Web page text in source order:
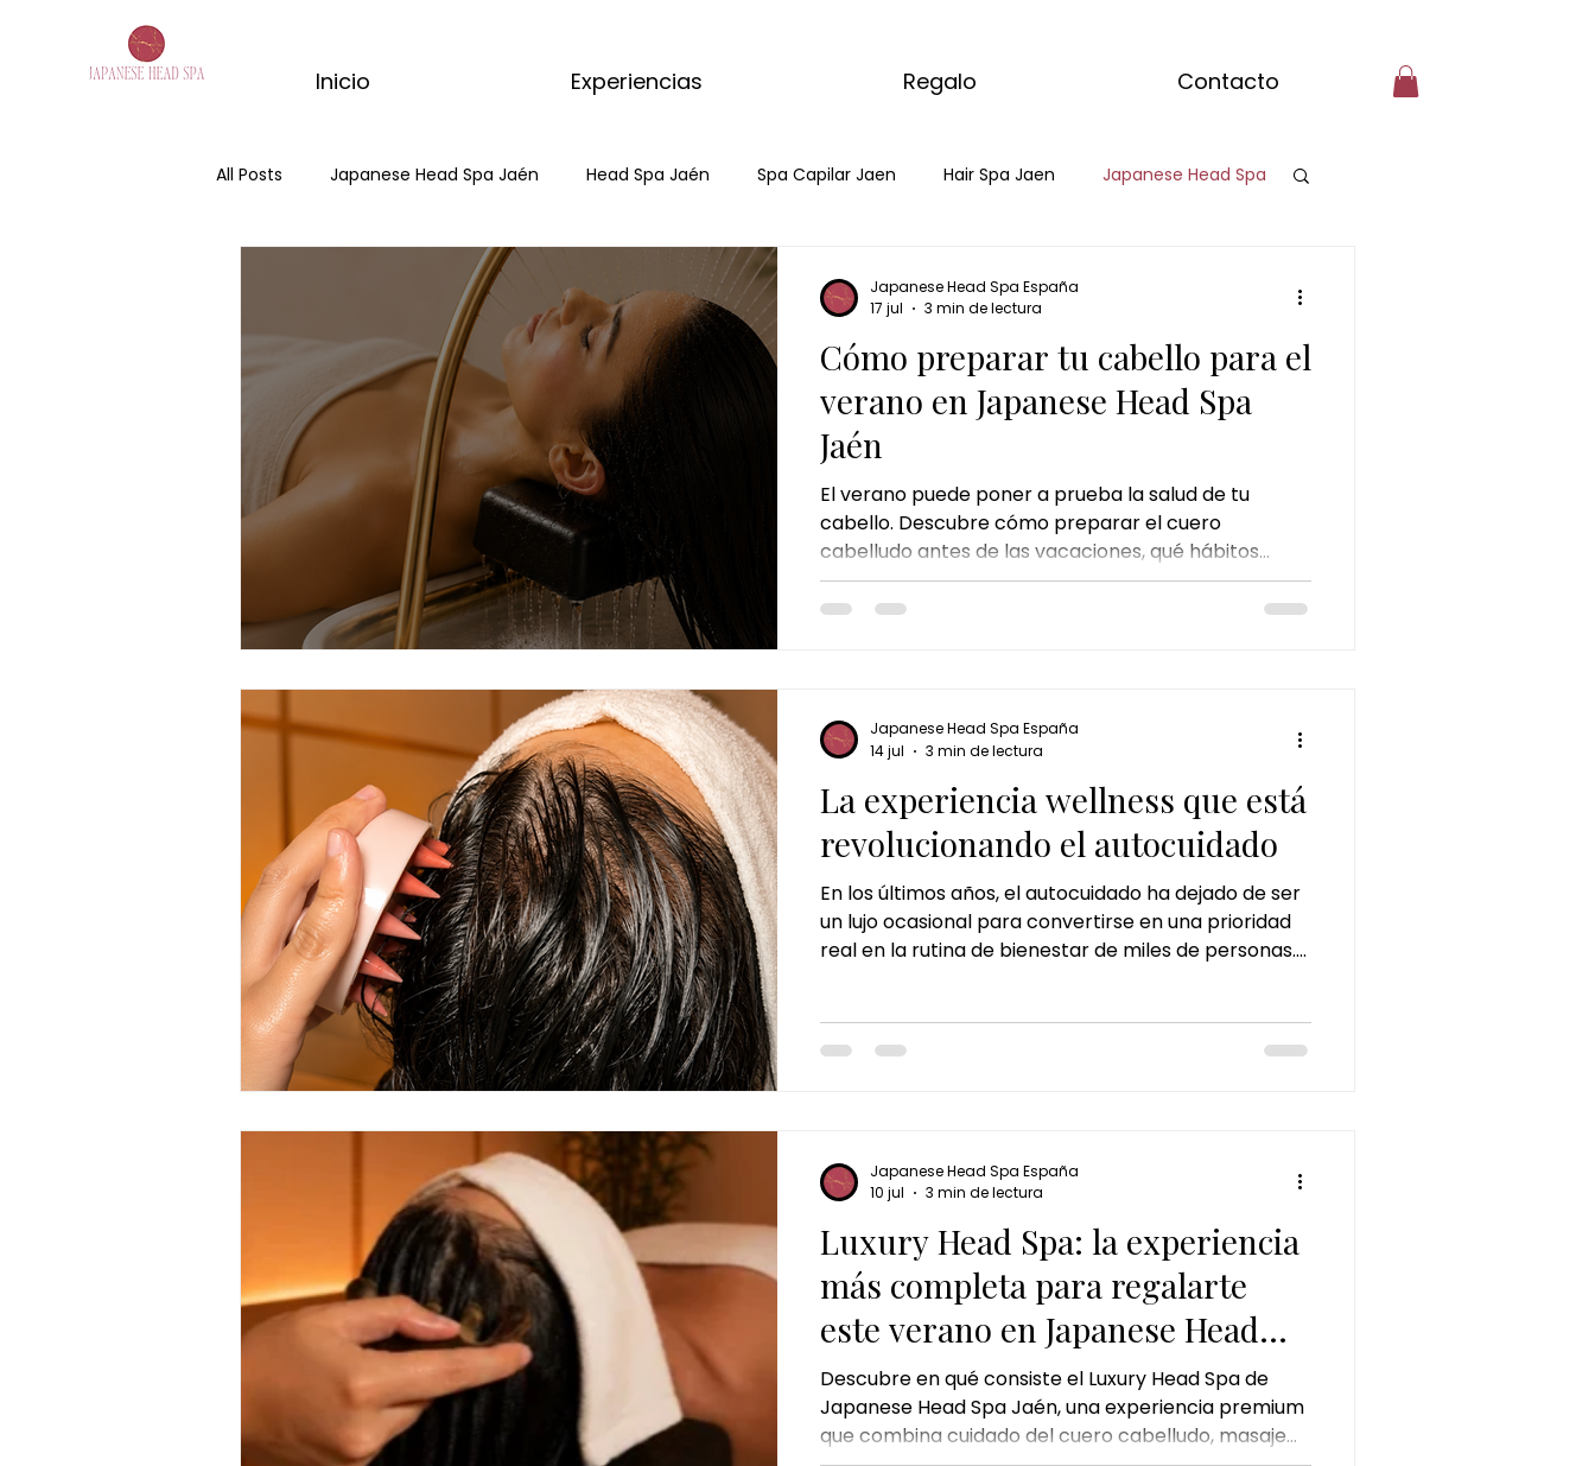
Inicio Experiencias Regalo Contacto
All Posts Japanese Head Spa Jaén Head Spa Jaén Spa Capilar Jaen Hair Spa Jaen Japanese Head Spa
Hair Spa masaje de matcha
kyoto matcha ritual masaje relajanate masaje relajante de matcha ritual coroporal matcha
masaje completo matcha tratamiento corporal matcha masaje con matcha
masajes del mundo masaje de jengibre ritual de jengibre masaje corporal de jengibre
masaje chino de jengibre masaje de chocolate ritual de chocolate y pistacho
cheque de regalo jaen
Cómo preparar tu cabello para el
verano en Japanese Head Spa
Jaén
El verano puede poner a prueba la salud de tu
cabello. Descubre cómo preparar el cuero
cabelludo antes de las vacaciones, qué hábitos
ayudan a prevenir la sequedad y por qué un Head
Spa es una excelente opción para mantener un
Japanese Head Spa España
17 jul
3 min de lectura
La experiencia wellness que está
revolucionando el autocuidado
En los últimos años, el autocuidado ha dejado de ser
un lujo ocasional para convertirse en una prioridad
real en la rutina de bienestar de miles de personas.
masaje: es una experiencia sensorial completa que
Japanese Head Spa España
14 jul
3 min de lectura
Luxury Head Spa: la experiencia
más completa para regalarte
este verano en Japanese Head
Spa Jaén
Descubre en qué consiste el Luxury Head Spa de
Japanese Head Spa Jaén, una experiencia premium
que combina cuidado del cuero cabelludo, masaje
Japanese Head Spa España
10 jul
3 min de lectura